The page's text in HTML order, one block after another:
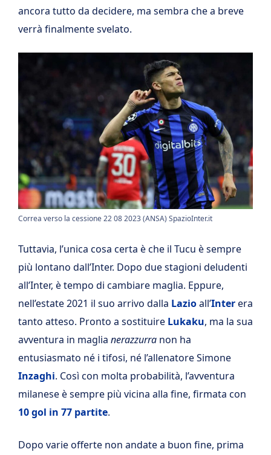
ancora tutto da decidere, ma sembra che a breve
verrà finalmente svelato.
Correa verso la cessione 22 08 2023 (ANSA) SpazioInter.it
Tuttavia, l’unica cosa certa è che il Tucu è sempre
più lontano dall’Inter. Dopo due stagioni deludenti
all’Inter, è tempo di cambiare maglia. Eppure,
nell’estate 2021 il suo arrivo dalla Lazioall’Interera
tanto atteso. Pronto a sostituire Lukaku, ma la sua
avventura in maglia nerazzurra non ha
entusiasmato né i tifosi, né l’allenatore Simone
Inzaghi. Così con molta probabilità, l’avventura
milanese è sempre più vicina alla fine, firmata con
10 gol in 77 partite.
Dopo varie offerte non andate a buon fine, prima